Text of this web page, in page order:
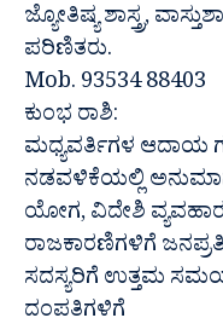
ಜ್ಯೋತಿಷ್ಯ ಶಾಸ್ತ್ರ,
ಪರಿಣಿತರು.
Mob. 93534 88403
ಕುಂಭ ರಾಶಿ:
ಮಧ್ಯವರ್ತಿಗಳ ಆದಾಯ
ನಡವಳಿಕೆಯಲ್ಲಿ
ಯೋಗ, ವಿದೇಶಿ
ರಾಜಕಾರಣಿಗಳಿಗೆ
ಸದಸ್ಯರಿಗೆ ಉತ್ತಮ